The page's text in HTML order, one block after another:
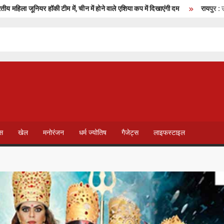
हॉकी टीम में, चीन में होने वाले एशिया कप में दिखाएंगी दम रायपुर : उप
खेल मनोरंजन धर्म ज्योतिष गैजेट्स लाइफस्टाइल